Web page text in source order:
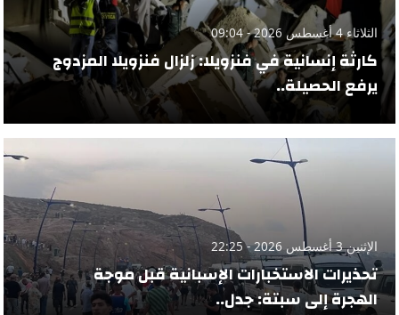
الثلاثاء 4 أغسطس 2026 - 09:04
كارثة إنسانية في فنزويلا: زلزال فنزويلا المزدوج
يرفع الحصيلة..
الإثنين 3 أغسطس 2026 - 22:25
تحذيرات الاستخبارات الإسبانية قبل موجة
الهجرة إلى سبتة: جدل..